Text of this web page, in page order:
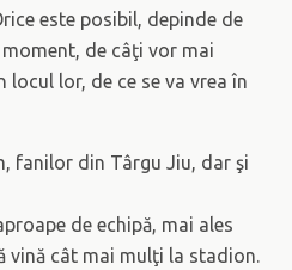
este posibil, depinde de
de câţi vor mai
locul lor, de ce se va vrea în
fanilor din Târgu Jiu, dar şi
de echipă, mai ales
vină cât mai mulţi la stadion.